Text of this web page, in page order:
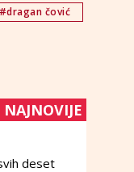
#dragan čović
NAJNOVIJE
deset